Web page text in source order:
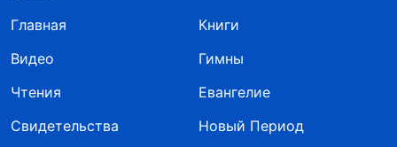
Главная
Книги
Видео
Гимны
Чтения
Евангелие
Свидетельства
Новый Период